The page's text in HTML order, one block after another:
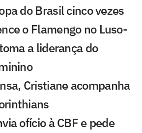
do Brasil cinco vezes
o Flamengo no Luso-
a liderança do
Cristiane acompanha
ofício à CBF e pede